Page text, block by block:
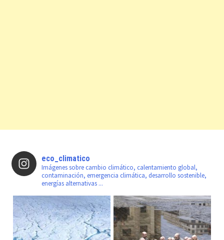
eco_climatico
Imágenes sobre cambio climático, calentamiento global,
contaminación, emergencia climática, desarrollo sostenible,
energías alternativas ...